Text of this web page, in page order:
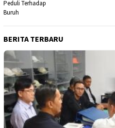
BERITA TERBARU